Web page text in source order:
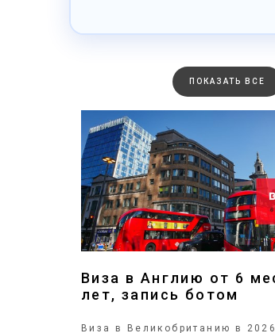
ПОКАЗАТЬ ВСЕ
ПОДРОБНЕЕ
Виза в Англию от 6
лет, запись ботом
Виза в Великобританию в